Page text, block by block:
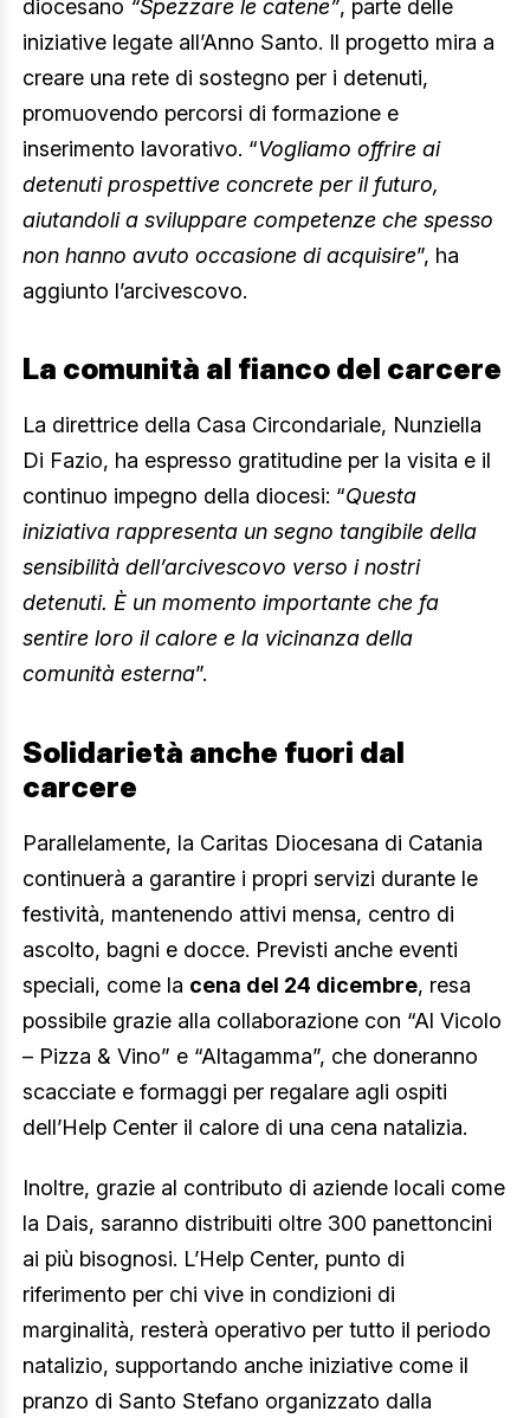
diocesano “Spezzare le catene”, parte delle
iniziative legate all’Anno Santo. Il progetto mira a
creare una rete di sostegno per i detenuti,
promuovendo percorsi di formazione e
inserimento lavorativo. “Vogliamo offrire ai
detenuti prospettive concrete per il futuro,
aiutandoli a sviluppare competenze che spesso
non hanno avuto occasione di acquisire”, ha
aggiunto l’arcivescovo.
La comunità al fianco del carcere
La direttrice della Casa Circondariale, Nunziella
Di Fazio, ha espresso gratitudine per la visita e il
continuo impegno della diocesi: “Questa
iniziativa rappresenta un segno tangibile della
sensibilità dell’arcivescovo verso i nostri
detenuti. È un momento importante che fa
sentire loro il calore e la vicinanza della
comunità esterna”.
Solidarietà anche fuori dal
carcere
Parallelamente, la Caritas Diocesana di Catania
continuerà a garantire i propri servizi durante le
festività, mantenendo attivi mensa, centro di
ascolto, bagni e docce. Previsti anche eventi
speciali, come la cena del 24 dicembre, resa
possibile grazie alla collaborazione con “Al Vicolo
– Pizza & Vino” e “Altagamma”, che doneranno
scacciate e formaggi per regalare agli ospiti
dell’Help Center il calore di una cena natalizia.
Inoltre, grazie al contributo di aziende locali come
la Dais, saranno distribuiti oltre 300 panettoncini
ai più bisognosi. L’Help Center, punto di
riferimento per chi vive in condizioni di
marginalità, resterà operativo per tutto il periodo
natalizio, supportando anche iniziative come il
pranzo di Santo Stefano organizzato dalla